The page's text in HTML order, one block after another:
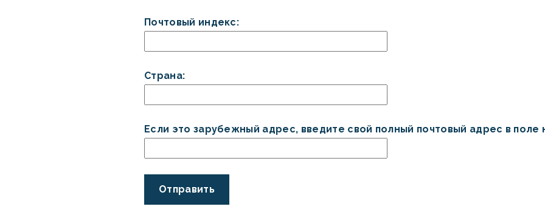
Почтовый индекс:
Страна:
Если это зарубежный адрес, введите свой полный почтовый адрес в поле